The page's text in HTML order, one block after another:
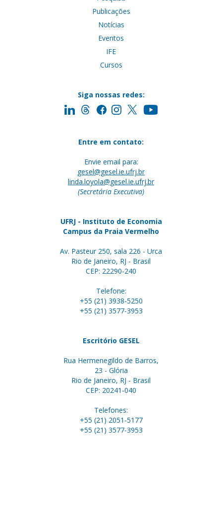
Publicações
Notícias
Eventos
IFE
Cursos
Siga nossas redes:
Entre em contato:
Envie email para:
gesel@gesel.ie.ufrj.br
linda.loyola@gesel.ie.ufrj.br
(Secretária Executiva)
UFRJ - Instituto de Economia
Campus da Praia Vermelho
Av. Pasteur 250, sala 226 - Urca
Rio de Janeiro, RJ - Brasil
CEP: 22290-240
Telefone:
+55 (21) 3938-5250
+55 (21) 3577-3953
Escritório GESEL
Rua Hermenegildo de Barros,
23 - Glória
Rio de Janeiro, RJ - Brasil
CEP: 20241-040
Telefones:
+55 (21) 2051-5177
+55 (21) 3577-3953